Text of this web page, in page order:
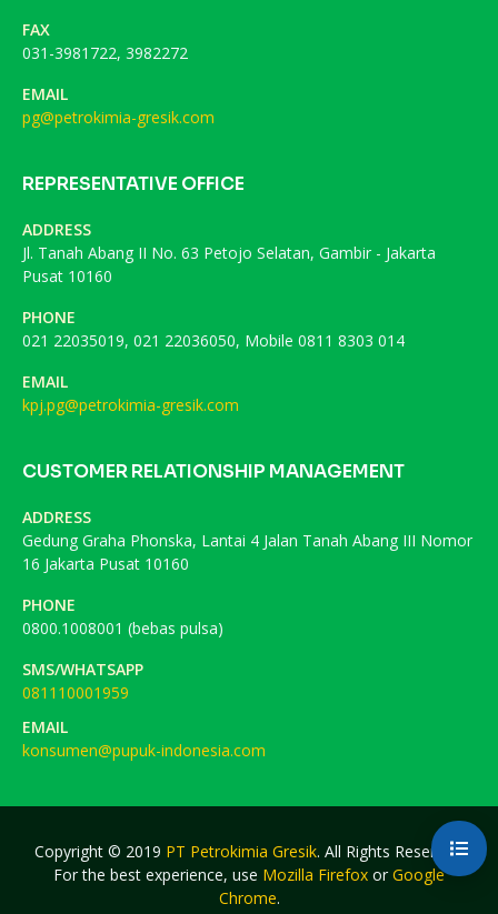
FAX
031-3981722, 3982272
EMAIL
pg@petrokimia-gresik.com
REPRESENTATIVE OFFICE
ADDRESS
Jl. Tanah Abang II No. 63 Petojo Selatan, Gambir - Jakarta
Pusat 10160
PHONE
021 22035019, 021 22036050, Mobile 0811 8303 014
EMAIL
kpj.pg@petrokimia-gresik.com
CUSTOMER RELATIONSHIP MANAGEMENT
ADDRESS
Gedung Graha Phonska, Lantai 4 Jalan Tanah Abang III Nomor
16 Jakarta Pusat 10160
PHONE
0800.1008001 (bebas pulsa)
SMS/WHATSAPP
081110001959
EMAIL
konsumen@pupuk-indonesia.com
Copyright © 2019 PT Petrokimia Gresik. All Rights Reserved.
For the best experience, use Mozilla Firefox or Google
Chrome.